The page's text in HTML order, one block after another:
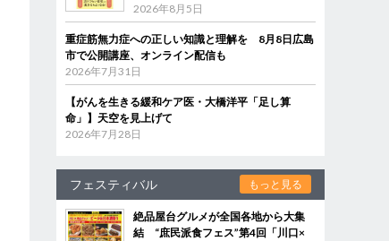
2026年8月5日
重症筋無力症への正しい知識と理解を 8月8日広島
市で公開講座、オンライン配信も
2026年7月31日
【がんを生きる緩和ケア医・大橋洋平「足し算
命」】天空を見上げて
2026年7月28日
フェスティバル もっと見る
絶品屋台グルメが全国各地から大集
結 “庶民派食フェス”第4回「川口×